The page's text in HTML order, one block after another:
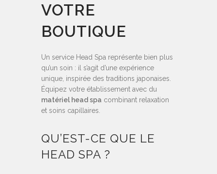
VOTRE
BOUTIQUE
Un service Head Spa représente bien plus
qu’un soin : il s’agit d’une expérience
unique, inspirée des traditions japonaises.
Équipez votre établissement avec du
matériel head spa combinant relaxation
et soins capillaires.
QU’EST-CE QUE LE
HEAD SPA ?